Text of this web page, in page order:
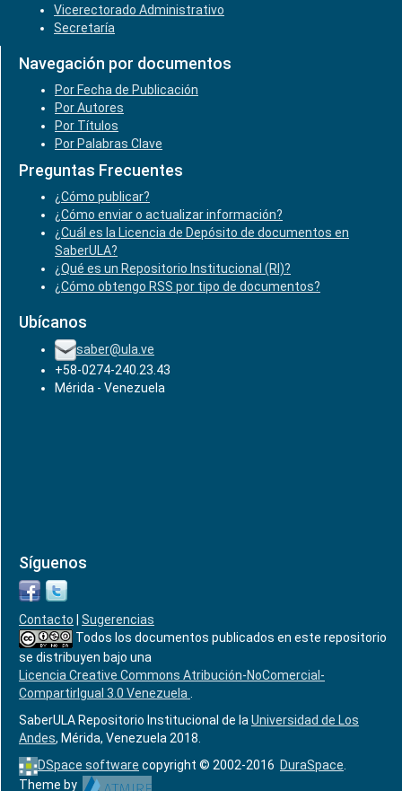
Vicerectorado Administrativo
Secretaría
Navegación por documentos
Por Fecha de Publicación
Por Autores
Por Títulos
Por Palabras Clave
Preguntas Frecuentes
¿Cómo publicar?
¿Cómo enviar o actualizar información?
¿Cuál es la Licencia de Depósito de documentos en
SaberULA?
¿Qué es un Repositorio Institucional (RI)?
¿Cómo obtengo RSS por tipo de documentos?
Ubícanos
saber@ula.ve
+58-0274-240.23.43
Mérida - Venezuela
Síguenos
Contacto
Sugerencias
Todos los documentos publicados en este repositorio
se distribuyen bajo una
Licencia Creative Commons Atribución-NoComercial-
CompartirIgual 3.0 Venezuela
SaberULA Repositorio Institucional de la Universidad de Los
Andes, Mérida, Venezuela 2018.
DSpace software copyright © 2002-2016 DuraSpace
Theme by